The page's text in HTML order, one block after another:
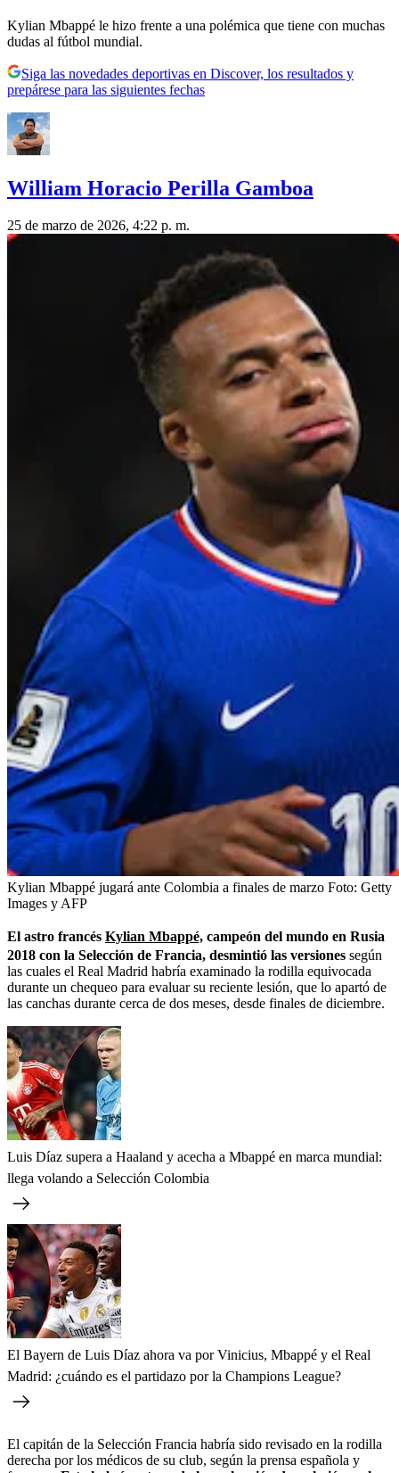
Kylian Mbappé le hizo frente a una polémica que tiene con muchas
dudas al fútbol mundial.
Siga las novedades deportivas en Discover, los resultados y
prepárese para las siguientes fechas
William Horacio Perilla Gamboa
25 de marzo de 2026, 4:22 p. m.
Kylian Mbappé jugará ante Colombia a finales de marzo Foto: Getty
Images y AFP
El astro francés Kylian Mbappé, campeón del mundo en Rusia
2018 con la Selección de Francia, desmintió las versiones según
las cuales el Real Madrid habría examinado la rodilla equivocada
durante un chequeo para evaluar su reciente lesión, que lo apartó de
las canchas durante cerca de dos meses, desde finales de diciembre.
Luis Díaz supera a Haaland y acecha a Mbappé en marca mundial:
llega volando a Selección Colombia
El Bayern de Luis Díaz ahora va por Vinicius, Mbappé y el Real
Madrid: ¿cuándo es el partidazo por la Champions League?
El capitán de la Selección Francia habría sido revisado en la rodilla
derecha por los médicos de su club, según la prensa española y